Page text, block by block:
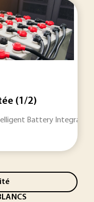
(1/2)
Battery